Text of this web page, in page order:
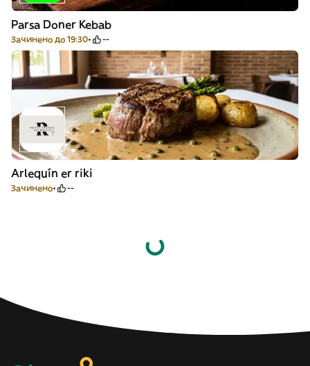
Parsa Doner Kebab
Зачинено до 19:30 --
Arlequín er riki
Зачинено --